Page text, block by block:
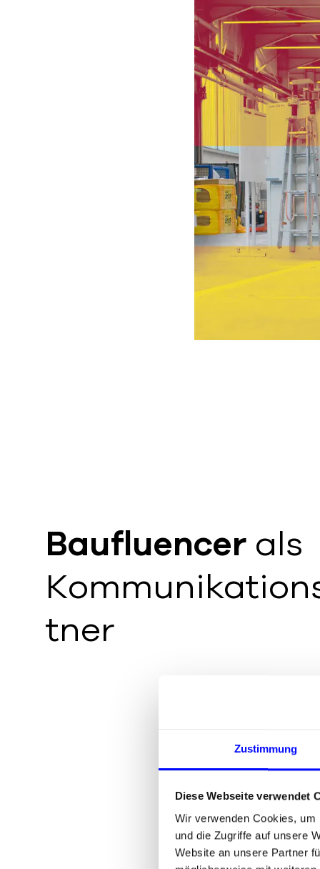
Zustimmung
Diese Webseite verwendet
Wir verwenden Cookies,
und die Zugriffe auf unsere
Website an unsere Partner
Baufluencer als
tner